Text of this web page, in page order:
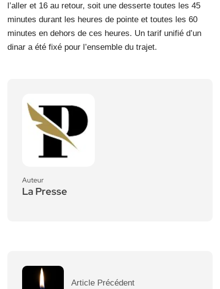
l’aller et 16 au retour, soit une desserte toutes les 45
minutes durant les heures de pointe et toutes les 60
minutes en dehors de ces heures. Un tarif unifié d’un
dinar a été fixé pour l’ensemble du trajet.
Auteur
La Presse
Article Précédent